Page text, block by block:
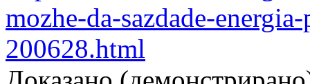
mozhe-da-sazdade-
200628.html